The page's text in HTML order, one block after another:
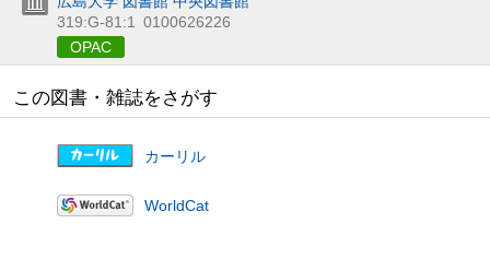
319:G-81:1
0100626226
OPAC
この図書・雑誌をさがす
カーリル
WorldCat